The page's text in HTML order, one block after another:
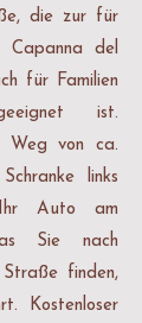
die zur für
Capanna del
für Familien
ist.
Weg von ca.
links
Auto am
Sie nach
finden,
Kostenloser